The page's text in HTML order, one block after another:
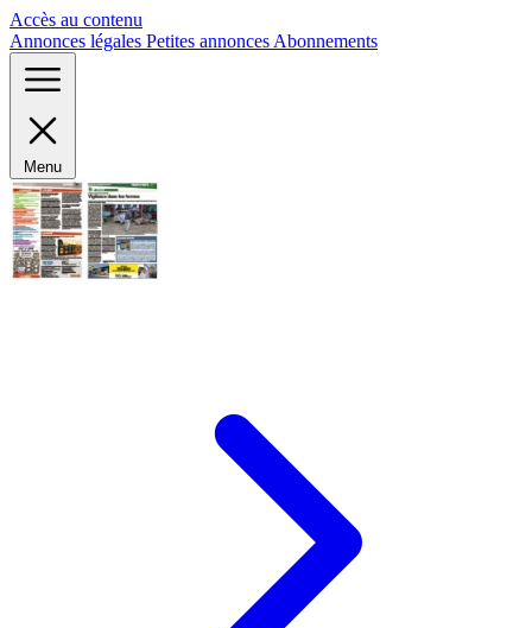
Accès au contenu
Annonces légales Petites annonces Abonnements
Menu
Panneau de gestion des cookies